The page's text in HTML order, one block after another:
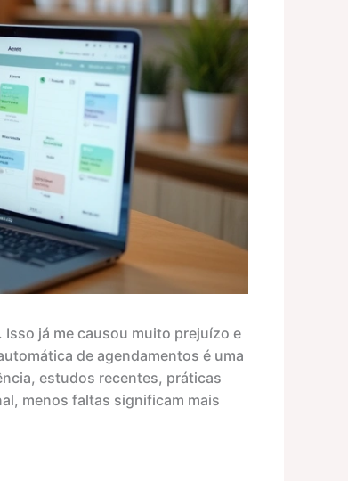
já me causou muito prejuízo e
de agendamentos é uma
estudos recentes, práticas
menos faltas significam mais